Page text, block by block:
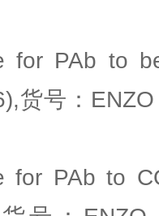
for PAb to
货号：
for PAb to